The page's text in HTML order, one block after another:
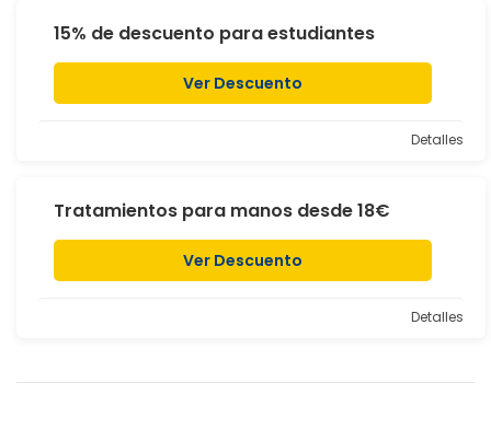
15% de descuento para estudiantes
Ver Descuento
Detalles
Tratamientos para manos desde 18€
Ver Descuento
Detalles